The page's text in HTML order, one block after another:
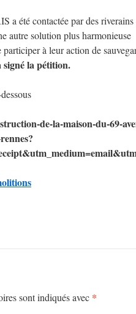
été contactée par des riverains
autre solution plus harmonieuse
à leur action de
la pétition.
de-la-maison-du-69-
sont indiqués avec *